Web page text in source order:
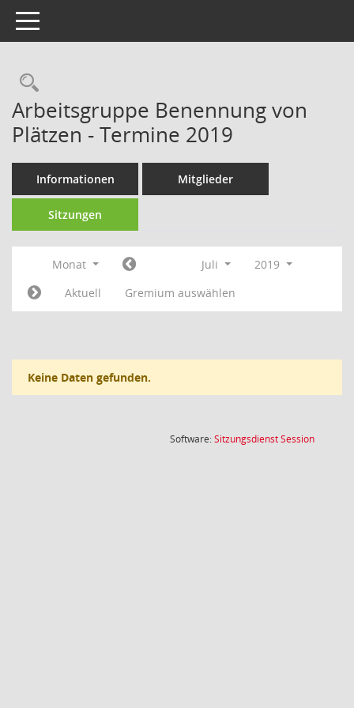
Toggle navigation
Rechercheauswahl
Arbeitsgruppe Benennung von
Plätzen - Termine 2019
Informationen Mitglieder
Sitzungen
Monat Juli
2019
Aktuell
Gremium auswählen
Keine Daten gefunden.
Software:SitzungsdienstSession(Wird in